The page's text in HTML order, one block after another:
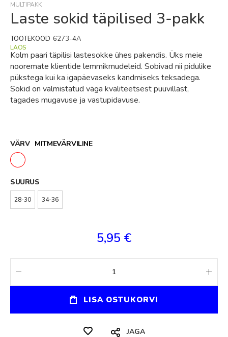
of
the
gallery
MULTIPAKK
Laste sokid täpilised 3-pakk
Kolm paari täpilisi lastesokke ühes pakendis. Üks meie
nooremate klientide lemmikmudeleid. Sobivad nii pidulike
pükstega kui ka igapäevaseks kandmiseks teksadega.
Sokid on valmistatud väga kvaliteetsest puuvillast,
tagades mugavuse ja vastupidavuse.
LAOS
TOOTEKOOD 6273-4A
VÄRV MITMEVÄRVILINE
SUURUS
28-30 34-36
5,95 €
LISA OSTUKORVI
JAGA